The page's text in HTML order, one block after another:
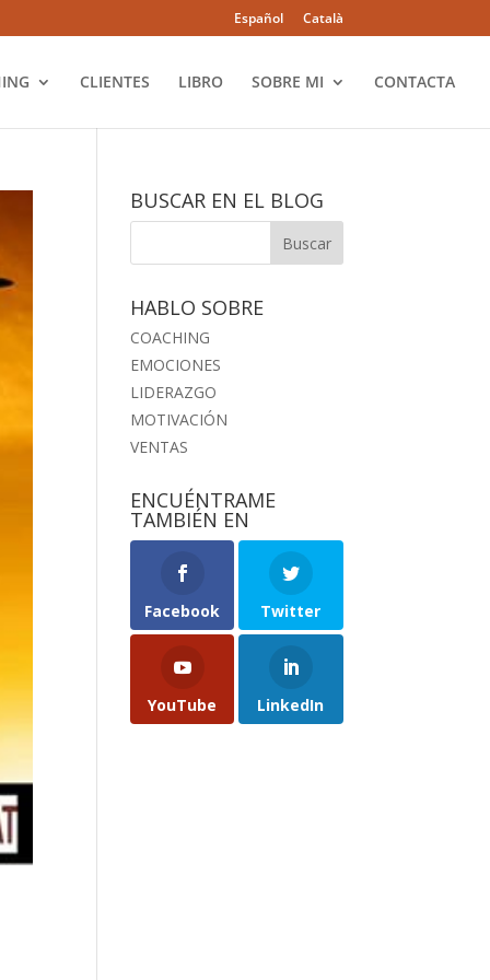
Español Català
CLIENTES LIBRO SOBRE MI CONTACTA
BUSCAR EN EL BLOG
HABLO SOBRE
COACHING
EMOCIONES
LIDERAZGO
MOTIVACIÓN
VENTAS
ENCUÉNTRAME
TAMBIÉN EN
Facebook Twitter
YouTube LinkedIn